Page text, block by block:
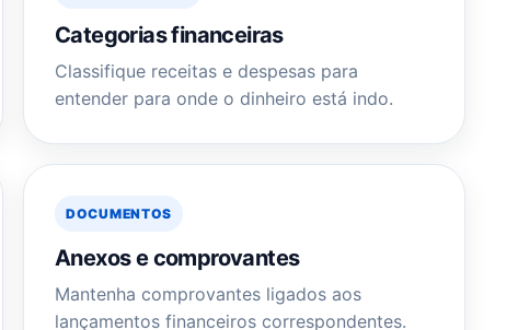
Categorias financeiras
Classifique receitas e despesas para
entender para onde o dinheiro está indo.
DOCUMENTOS
Anexos e comprovantes
Mantenha comprovantes ligados aos
lançamentos financeiros correspondentes.